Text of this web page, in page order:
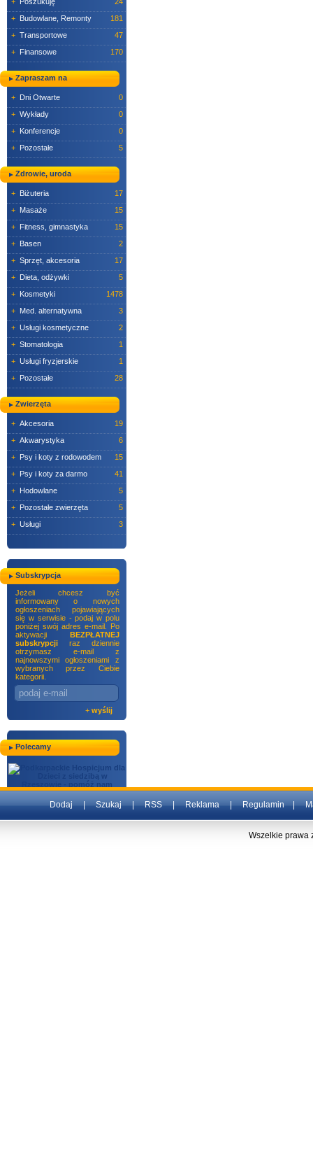
+ Budowlane, Remonty
181
+ Transportowe
47
+ Finansowe 170
Zapraszam na
+ Dni Otwarte
0
+ Wykłady
0
+ Konferencje
0
+ Pozostałe 5
Zdrowie, uroda
+ Biżuteria
17
+ Masaże
15
+ Fitness, gimnastyka
15
+ Basen
2
+ Sprzęt, akcesoria
17
+ Dieta, odżywki
5
+ Kosmetyki
1478
+ Med. alternatywna
3
+ Usługi kosmetyczne
2
+ Stomatologia
1
+ Usługi fryzjerskie
1
+ Pozostałe 28
Zwierzęta
+ Akcesoria
19
+ Akwarystyka
6
+ Psy i koty z rodowodem
15
+ Psy i koty za darmo
41
+ Hodowlane
5
+ Pozostałe zwierzęta
5
+ Usługi 3
Subskrypcja
Jeżeli chcesz być
informowany o nowych
ogłoszeniach pojawiających
się w serwisie - podaj w polu
poniżej swój adres e-mail. Po
aktywacji BEZPŁATNEJ
subskrypcji raz dziennie
otrzymasz e-mail z
najnowszymi ogłoszeniami z
wybranych przez Ciebie
kategorii.
+ wyślij
Polecamy
Dodaj|Szukaj|RSS|Reklama|Regulamin|
Wszelkie prawa